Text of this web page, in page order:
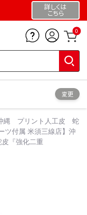
詳しくは
こちら
0
変更
縄 プリント人工皮 蛇
付属 米須三線店】沖
『強化二重